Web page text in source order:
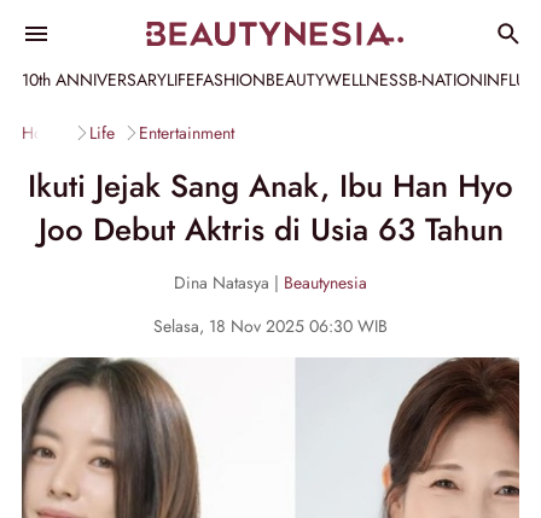
10th ANNIVERSARYLIFEFASHIONBEAUTYWELLNESSB-NATION
Home Life Entertainment
Ikuti Jejak Sang Anak, Ibu Han Hyo
Joo Debut Aktris di Usia 63 Tahun
Dina Natasya | Beautynesia
Selasa, 18 Nov 2025 06:30 WIB